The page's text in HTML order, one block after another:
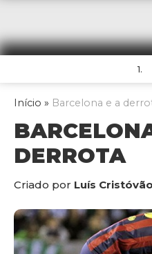
1.
Início » Barcelona e a
DERROTA
Criado por Luís Cristóvão